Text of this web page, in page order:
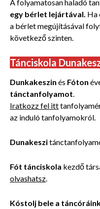
A folyamatosan haladó
egy bérlet lejártával. Ha
a bérlet megújításával
következő szinten.
Tánciskola
Dunkakeszin és Fóton
tánctanfolyamot.
Iratkozz fel itt
az induló tanfolyamokról.
Dunakeszi
Fót tánciskola kezdő
olvashatsz.
Kóstolj bele a